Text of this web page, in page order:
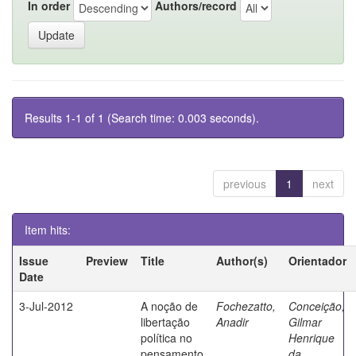
In order Authors/record
Results 1-1 of 1 (Search time: 0.003 seconds).
previous 1 next
Item hits:
Issue
Date
Preview Title Author(s) Orientador
3-Jul-2012
A noção de
libertação
política no
Fochezatto,
Anadir
Conceição,
Gilmar
Henrique